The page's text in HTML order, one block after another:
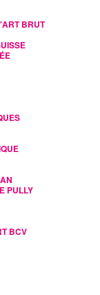
BRUT
PULLY
BCV